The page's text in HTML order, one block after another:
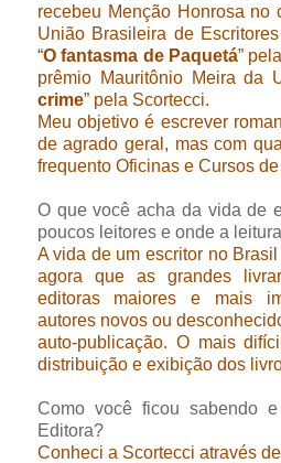
recebeu Menção Honrosa no
União Brasileira de
“O fantasma de Paquetá”
prêmio Mauritônio Meira da
crime” pela Scortecci.
Meu objetivo é escrever
de agrado geral, mas com
frequento Oficinas e Cursos
O que você acha da vida de
poucos leitores e onde a
A vida de um escritor no
agora que as grandes
editoras maiores e mais
autores novos ou
auto-publicação. O mais
distribuição e exibição dos
Como você ficou sabendo
Editora?
Conheci a Scortecci através